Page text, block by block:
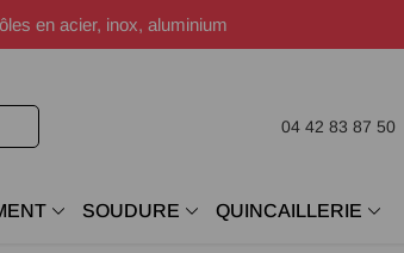
en acier, inox, aluminium
04 42 83 87 50
SOUDURE QUINCAILLERIE